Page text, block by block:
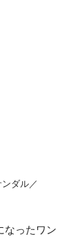
ダル／
なったワン